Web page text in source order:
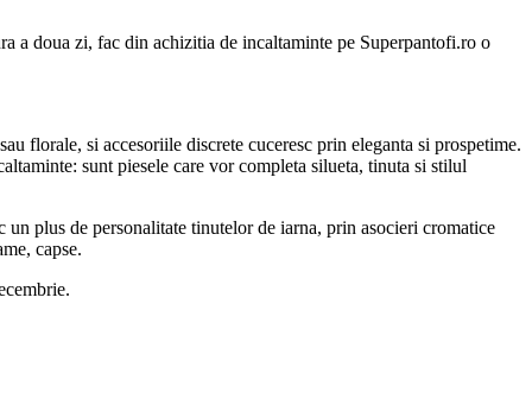
a doua zi, fac din achizitia de incaltaminte pe Superpantofi.ro o
florale, si accesoriile discrete cuceresc prin eleganta si prospetime.
sunt piesele care vor completa silueta, tinuta si stilul
plus de personalitate tinutelor de iarna, prin asocieri cromatice
capse.